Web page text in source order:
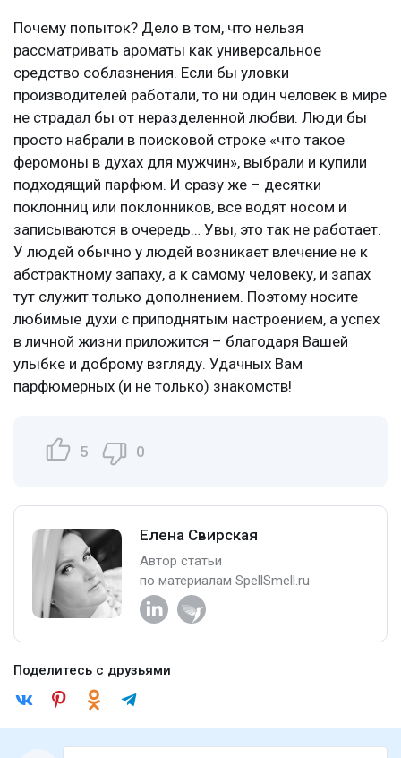
Почему попыток? Дело в том, что нельзя
рассматривать ароматы как универсальное
средство соблазнения. Если бы уловки
производителей работали, то ни один человек в мире
не страдал бы от неразделенной любви. Люди бы
просто набрали в поисковой строке «что такое
феромоны в духах для мужчин», выбрали и купили
подходящий парфюм. И сразу же – десятки
поклонниц или поклонников, все водят носом и
записываются в очередь… Увы, это так не работает.
У людей обычно у людей возникает влечение не к
абстрактному запаху, а к самому человеку, и запах
тут служит только дополнением. Поэтому носите
любимые духи с приподнятым настроением, а успех
в личной жизни приложится – благодаря Вашей
улыбке и доброму взгляду. Удачных Вам
парфюмерных (и не только) знакомств!
5 0
Елена Свирская
Автор статьи
по материалам SpellSmell.ru
Поделитесь с друзьями